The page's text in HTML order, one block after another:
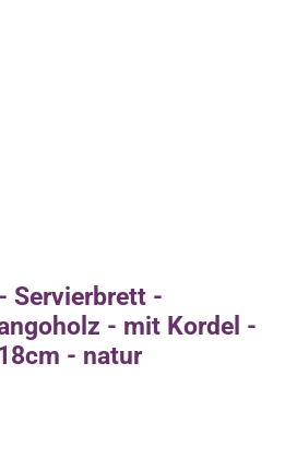
Servierbrett -
- mit Kordel -
- natur